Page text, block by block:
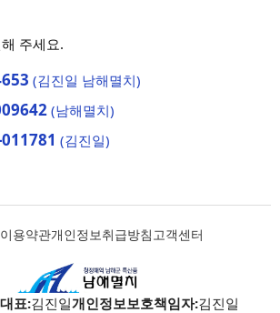
주세요.
(김진일 남해멸치)
(남해멸치)
(김진일)
이용약관개인정보취급방침고객센터
대표:김진일개인정보보호책임자:김진일